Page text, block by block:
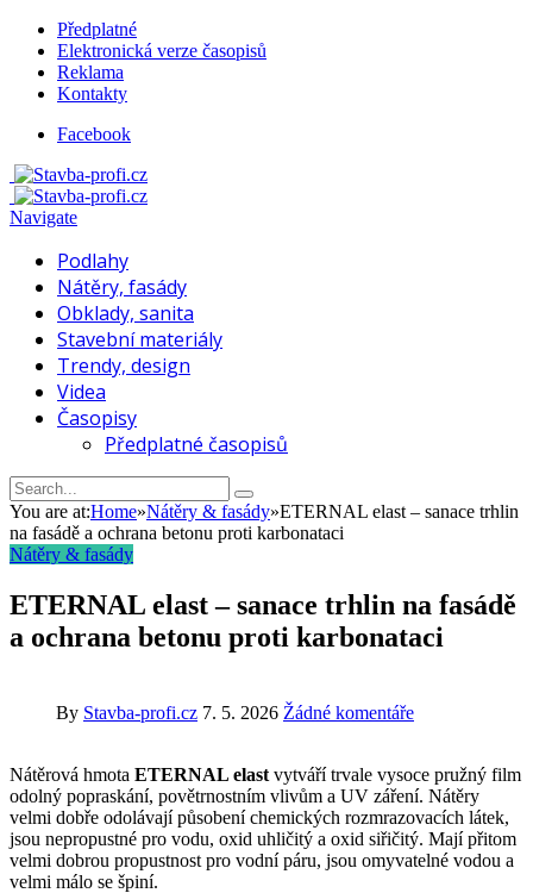
Předplatné
Elektronická verze časopisů
Reklama
Kontakty
Facebook
Navigate
Podlahy
Nátěry, fasády
Obklady, sanita
Stavební materiály
Trendy, design
Videa
Časopisy
Předplatné časopisů
You are at:Home»Nátěry & fasády»ETERNAL elast – sanace trhlin
na fasádě a ochrana betonu proti karbonataci
Nátěry & fasády
ETERNAL elast – sanace trhlin na fasádě
a ochrana betonu proti karbonataci
By Stavba-profi.cz 7. 5. 2026 Žádné komentáře
Nátěrová hmota ETERNAL elast vytváří trvale vysoce pružný film
odolný popraskání, povětrnostním vlivům a UV záření. Nátěry
velmi dobře odolávají působení chemických rozmrazovacích látek,
jsou nepropustné pro vodu, oxid uhličitý a oxid siřičitý. Mají přitom
velmi dobrou propustnost pro vodní páru, jsou omyvatelné vodou a
velmi málo se špiní.